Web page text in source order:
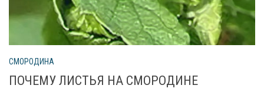
СМОРОДИНА
ПОЧЕМУ ЛИСТЬЯ НА СМОРОДИНЕ